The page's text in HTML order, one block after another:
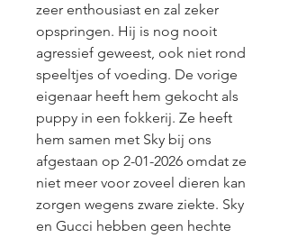
zeer enthousiast en zal zeker
opspringen. Hij is nog nooit
agressief geweest, ook niet rond
speeltjes of voeding. De vorige
eigenaar heeft hem gekocht als
puppy in een fokkerij. Ze heeft
hem samen met Sky bij ons
afgestaan op 2-01-2026 omdat ze
niet meer voor zoveel dieren kan
zorgen wegens zware ziekte. Sky
en Gucci hebben geen hechte